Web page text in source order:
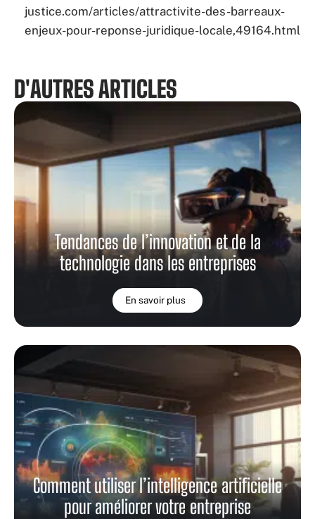
justice.com/articles/attractivite-des-barreaux-
enjeux-pour-reponse-juridique-locale,49164.html
D'AUTRES ARTICLES
Tendances de l’innovation et de la
technologie dans les entreprises
En savoir plus
Comment utiliser l’intelligence artificielle
pour améliorer votre entreprise